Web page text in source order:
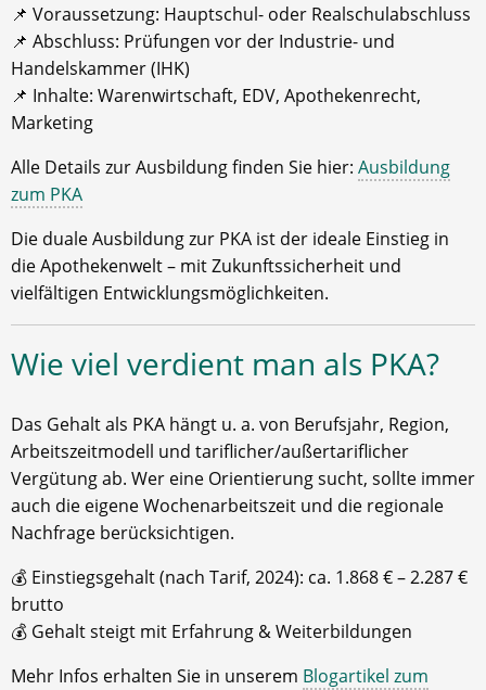
📌 Voraussetzung: Hauptschul- oder Realschulabschluss
📌 Abschluss: Prüfungen vor der Industrie- und
Handelskammer (IHK)
📌 Inhalte: Warenwirtschaft, EDV, Apothekenrecht,
Marketing
Alle Details zur Ausbildung finden Sie hier: Ausbildung
zum PKA
Die duale Ausbildung zur PKA ist der ideale Einstieg in
die Apothekenwelt – mit Zukunftssicherheit und
vielfältigen Entwicklungsmöglichkeiten.
Wie viel verdient man als PKA?
Das Gehalt als PKA hängt u. a. von Berufsjahr, Region,
Arbeitszeitmodell und tariflicher/außertariflicher
Vergütung ab. Wer eine Orientierung sucht, sollte immer
auch die eigene Wochenarbeitszeit und die regionale
Nachfrage berücksichtigen.
💰 Einstiegsgehalt (nach Tarif, 2024): ca. 1.868 € – 2.287 €
brutto
💰 Gehalt steigt mit Erfahrung & Weiterbildungen
Mehr Infos erhalten Sie in unserem Blogartikel zum